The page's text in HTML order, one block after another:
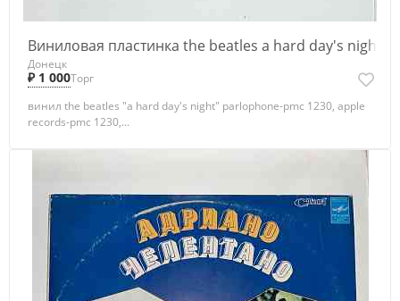
Виниловая пластинка the beatles a hard day's night
Донецк
₽ 1 000Торг
винил the beatles "a hard day's night" parlophone-pmc 1230, apple
records-pmc 1230,...